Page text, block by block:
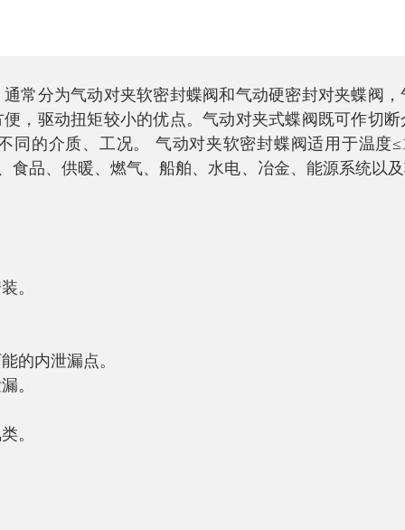
常分为气动对夹软密封蝶阀和气动硬密封对夹蝶阀
，驱动扭矩较小的优点。气动对夹式蝶阀既可作切
同的介质、工况。
气动对夹软密封蝶阀适用于温度
食品、供暖、燃气、船舶、水电、冶金、能源系统以
。
的内泄漏点。
。
。